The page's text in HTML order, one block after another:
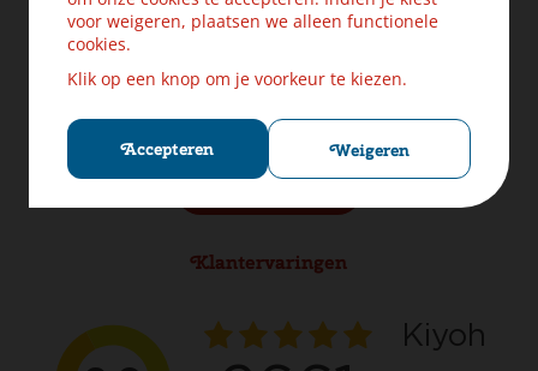
voor weigeren, plaatsen we alleen functionele
cookies.
Klik op een knop om je voorkeur te kiezen.
Accepteren Weigeren
Levering & Verzendinformatie
Ruilen & Retourneren
Klachten? Laat ons helpen!
Cookies
Klantervaringen